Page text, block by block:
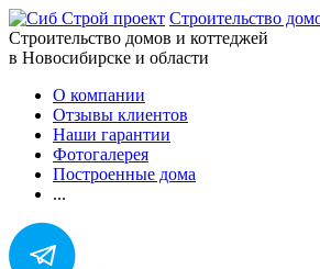
Строительство
Строительство домов и коттеджей
в Новосибирске и области
О компании
Отзывы клиентов
Наши гарантии
Фотогалерея
Построенные дома
...